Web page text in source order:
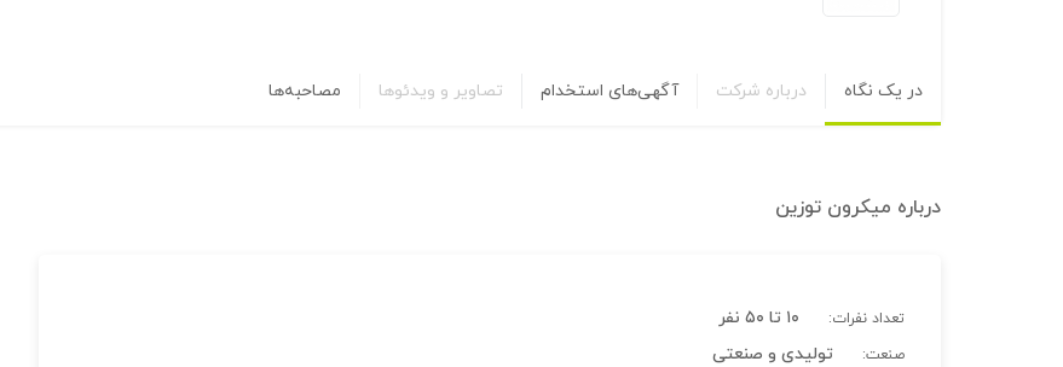
در یک نگاه درباره شرکت آگهی‌های استخدام تصاویر و ویدئوها مصاحبه‌ها
درباره میکرون توزین
تعداد نفرات: ۱۰ تا ۵۰ نفر
صنعت:
تولیدی و صنعتی